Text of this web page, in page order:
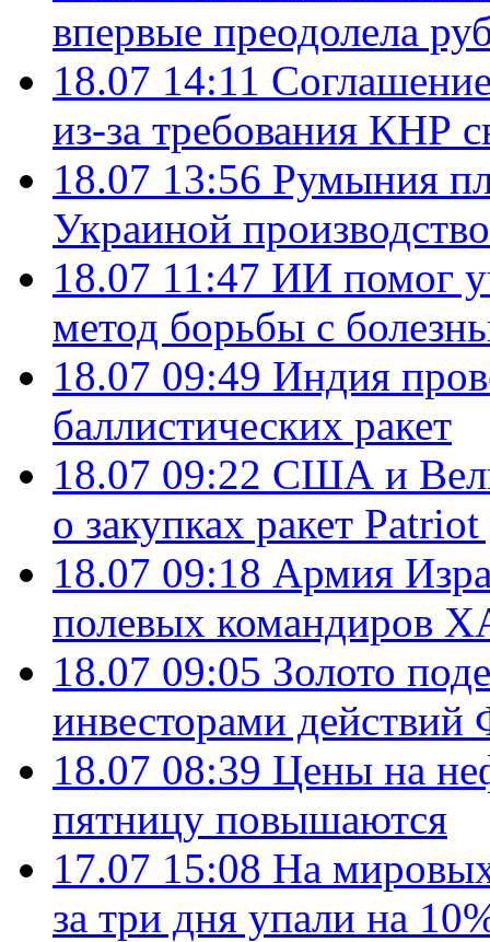
впервые преодолела
18.07 14:11
из-за требования КНР
18.07 13:56 Румыния
Украиной
18.07 11:47 ИИ помог
метод борьбы с
18.07 09:49 Индия
баллистических ракет
18.07 09:22 США и
о закупках ракет
18.07 09:18 Армия
полевых командиров
18.07 09:05 Золото
инвесторами
18.07 08:39 Цены на
пятницу повышаются
17.07 15:08 На
за три дня упали на